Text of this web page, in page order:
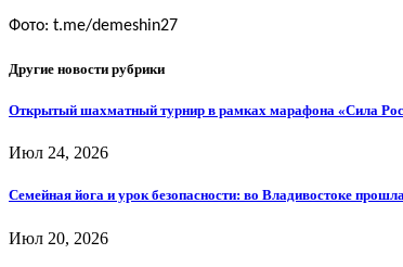
Фото: t.me/demeshin27
Другие новости рубрики
Открытый шахматный турнир в рамках марафона «Сила
Июл 24, 2026
Семейная йога и урок безопасности: во Владивостоке
Июл 20, 2026